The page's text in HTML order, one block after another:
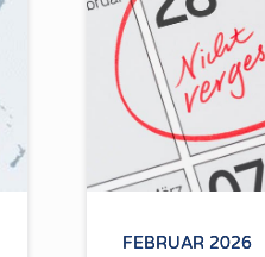
FEBRUAR 2026